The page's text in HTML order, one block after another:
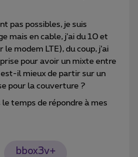
pas possibles, je suis
mais en cable, j’ai du 10 et
modem LTE), du coup, j’ai
pour avoir un mixte entre
il mieux de partir sur un
pour la couverture ?
le temps de répondre à mes
bbox3v+